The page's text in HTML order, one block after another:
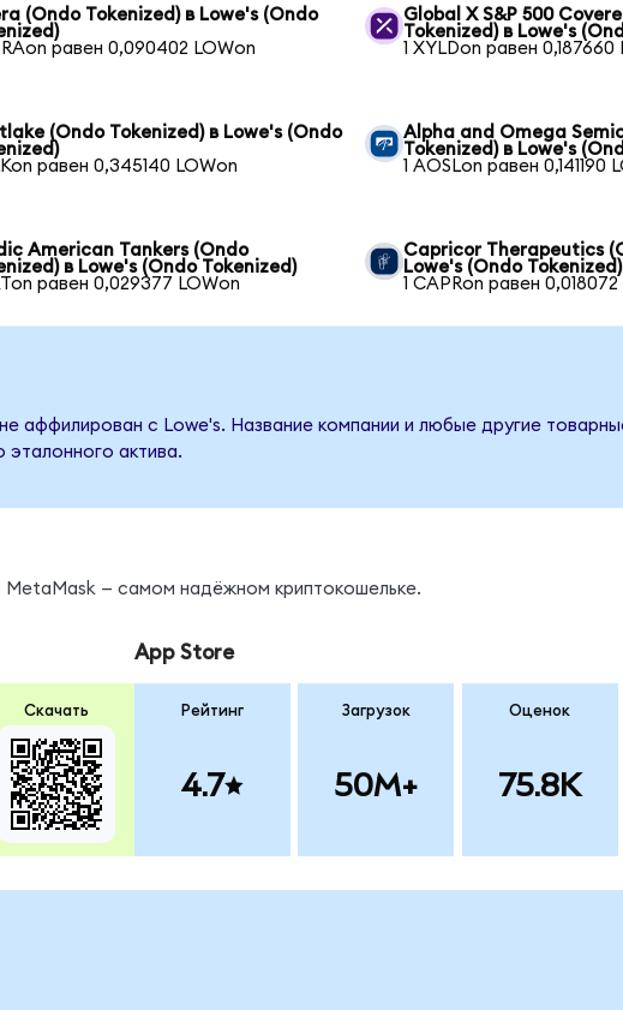
(Ondo Tokenized) в Lowe's (Ondo
равен 0,090402 LOWon
Global X S&P 500
Tokenized) в Lowe's
1 XYLDon равен 0,187660
(Ondo Tokenized) в Lowe's (Ondo
равен 0,345140 LOWon
Alpha and Omega
Tokenized) в Lowe's
1 AOSLon равен 0,141190
American Tankers (Ondo
в Lowe's (Ondo Tokenized)
равен 0,029377 LOWon
Capricor Therapeutics
Lowe's (Ondo Tokenized)
1 CAPRon равен
аффилирован с Lowe's. Название компании и любые другие
эталонного актива.
MetaMask — самом надёжном криптокошельке.
Скачать
App Store
Рейтинг
4.7
Загрузок
50M+
Оценок
75.8K